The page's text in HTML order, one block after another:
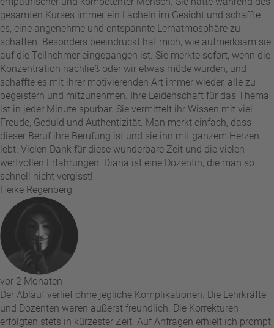
gesamten Kurses immer ein Lächeln im Gesicht und schaffte
es, eine angenehme und entspannte Lernatmosphäre zu
schaffen. Besonders beeindruckt hat mich, wie aufmerksam sie
auf die Teilnehmer eingegangen ist. Sie merkte sofort, wenn die
Konzentration nachließ oder wir etwas müde wurden, und
schaffte es mit ihrer motivierenden Art immer wieder, alle zu
begeistern und mitzunehmen. Ihre Leidenschaft für das Thema
ist in jeder Minute spürbar. Sie vermittelt ihr Wissen mit viel
Freude, Geduld und Authentizität. Man merkt einfach, dass
dieser Beruf ihre Berufung ist und sie ihn mit ganzem Herzen
lebt. Vielen Dank für diese wunderbare Zeit und die vielen
wertvollen Erfahrungen. Diana ist eine Dozentin, die man so
schnell nicht vergisst!
Heike Regenberg
vor 2 Monaten
Der Ablauf verlief ohne jegliche Komplikationen. Die Lehrkräfte
und Dozenten waren äußerst freundlich. Die Korrekturen
erfolgten stets in kürzester Zeit. Auf Anfragen erhielt ich prompt